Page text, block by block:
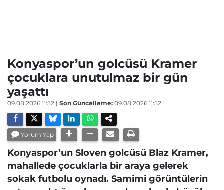
Konyaspor’un golcüsü Kramer
çocuklara unutulmaz bir gün
yaşattı
09.08.2026 11:52 | Son Güncelleme: 09.08.2026 11:52
Yorum Yap
Konyaspor’un Sloven golcüsü Blaz Kramer,
mahallede çocuklarla bir araya gelerek
sokak futbolu oynadı. Samimi görüntülerin